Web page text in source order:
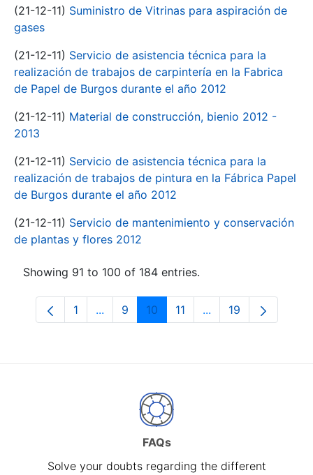
(21-12-11) Suministro de Vitrinas para aspiración de
gases
(21-12-11) Servicio de asistencia técnica para la
realización de trabajos de carpintería en la Fabrica
de Papel de Burgos durante el año 2012
(21-12-11) Material de construcción, bienio 2012 -
2013
(21-12-11) Servicio de asistencia técnica para la
realización de trabajos de pintura en la Fábrica Papel
de Burgos durante el año 2012
(21-12-11) Servicio de mantenimiento y conservación
de plantas y flores 2012
Showing 91 to 100 of 184 entries.
Page
1 ...Intermediate Pages Use TAB to
Page
9 Page
10 Page
11 ...Intermediate Pages
Page
19
FAQs
Solve your doubts regarding the different